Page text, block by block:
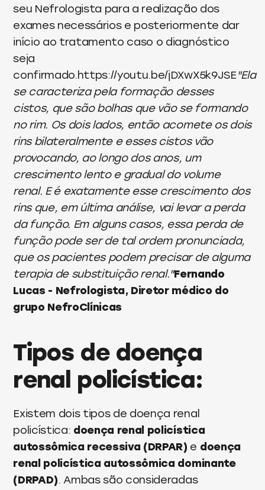
seu Nefrologista para a realização dos
exames necessários e posteriormente dar
início ao tratamento caso o diagnóstico
seja
confirmado.https://youtu.be/jDXwX5k9JSE"Ela
se caracteriza pela formação desses
cistos, que são bolhas que vão se formando
no rim. Os dois lados, então acomete os dois
rins bilateralmente e esses cistos vão
provocando, ao longo dos anos, um
crescimento lento e gradual do volume
renal. E é exatamente esse crescimento dos
rins que, em última análise, vai levar a perda
da função. Em alguns casos, essa perda de
função pode ser de tal ordem pronunciada,
que os pacientes podem precisar de alguma
terapia de substituição renal."Fernando
Lucas - Nefrologista, Diretor médico do
grupo NefroClínicas
Tipos de doença
renal policística:
Existem dois tipos de doença renal
policística: doença renal policística
autossômica recessiva (DRPAR) e doença
renal policística autossômica dominante
(DRPAD). Ambas são consideradas